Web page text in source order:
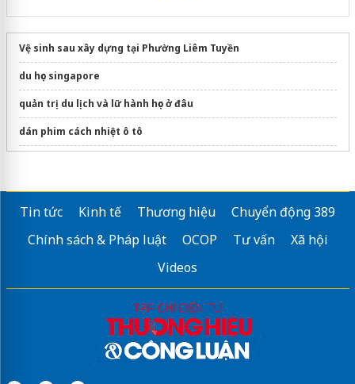
Vệ sinh sau xây dựng tại Phường Liêm Tuyền
du học singapore
quản trị du lịch và lữ hành học ở đâu
dán phim cách nhiệt ô tô
Học bổng du học New zealand
Mẫuáo team buildingcông ty đẹp
hanoidep.vnVăn hóa, Ẩm thực và Du lịch
Sửa máy rửa bát bosch
Tin tức Kinh tế Thương hiệu
Chuyển động 389
Chính sách & Pháp luật
OCOP Tư vấn
Xã hội
Videos